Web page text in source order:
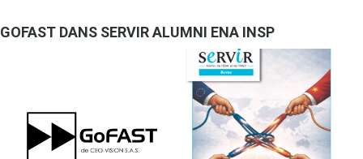
GOFAST DANS SERVIR ALUMNI ENA INSP